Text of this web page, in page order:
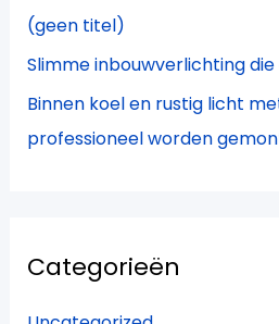
(geen titel)
Slimme inbouwverlichting
Binnen koel en rustig licht
professioneel worden
Categorieën